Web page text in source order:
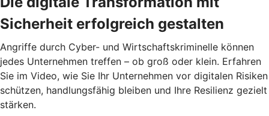
Sicherheit erfolgreich gestalten
Angriffe durch Cyber- und Wirtschaftskriminelle können
jedes Unternehmen treffen – ob groß oder klein. Erfahren
Sie im Video, wie Sie Ihr Unternehmen vor digitalen Risiken
schützen, handlungsfähig bleiben und Ihre Resilienz gezielt
stärken.